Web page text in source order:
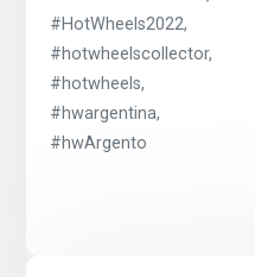
#HotWheels2022,
#hotwheelscollector,
#hotwheels,
#hwargentina,
#hwArgento